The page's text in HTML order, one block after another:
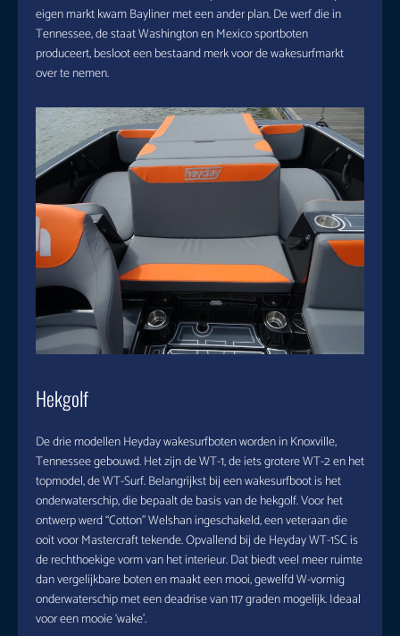
eigen markt kwam Bayliner met een ander plan. De werf die in
Tennessee, de staat Washington en Mexico sportboten
produceert, besloot een bestaand merk voor de wakesurfmarkt
over te nemen.
Hekgolf
De drie modellen Heyday wakesurfboten worden in Knoxville,
Tennessee gebouwd. Het zijn de WT-1, de iets grotere WT-2 en het
topmodel, de WT-Surf. Belangrijkst bij een wakesurfboot is het
onderwaterschip, die bepaalt de basis van de hekgolf. Voor het
ontwerp werd “Cotton” Welshan ingeschakeld, een veteraan die
ooit voor Mastercraft tekende. Opvallend bij de Heyday WT-1SC is
de rechthoekige vorm van het interieur. Dat biedt veel meer ruimte
dan vergelijkbare boten en maakt een mooi, gewelfd W-vormig
onderwaterschip met een deadrise van 117 graden mogelijk. Ideaal
voor een mooie ‘wake’.